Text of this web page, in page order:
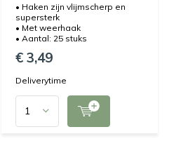
• Haken zijn vlijmscherp en
supersterk
• Met weerhaak
• Aantal: 25 stuks
€ 3,49
Deliverytime